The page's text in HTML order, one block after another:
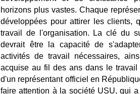
horizons plus vastes. Chaque
développées pour attirer les clients,
travail de l'organisation. La clé du
devrait être la capacité de
activités de travail nécessaires,
acquise au fil des ans dans le
d'un représentant officiel en
faire attention à la société USU, qui